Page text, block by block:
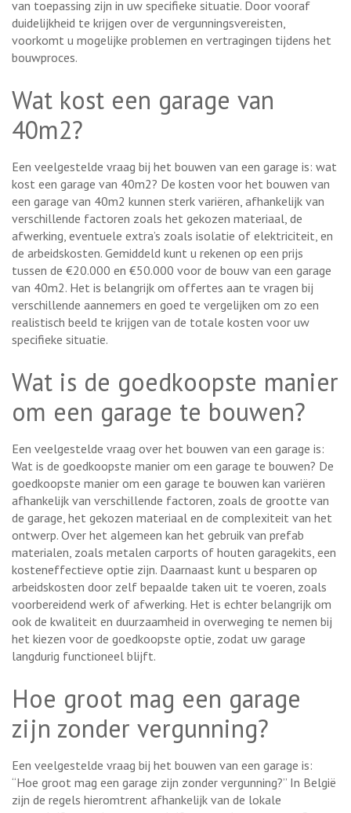
van toepassing zijn in uw specifieke situatie. Door vooraf
duidelijkheid te krijgen over de vergunningsvereisten,
voorkomt u mogelijke problemen en vertragingen tijdens het
bouwproces.
Wat kost een garage van
40m2?
Een veelgestelde vraag bij het bouwen van een garage is: wat
kost een garage van 40m2? De kosten voor het bouwen van
een garage van 40m2 kunnen sterk variëren, afhankelijk van
verschillende factoren zoals het gekozen materiaal, de
afwerking, eventuele extra’s zoals isolatie of elektriciteit, en
de arbeidskosten. Gemiddeld kunt u rekenen op een prijs
tussen de €20.000 en €50.000 voor de bouw van een garage
van 40m2. Het is belangrijk om offertes aan te vragen bij
verschillende aannemers en goed te vergelijken om zo een
realistisch beeld te krijgen van de totale kosten voor uw
specifieke situatie.
Wat is de goedkoopste manier
om een garage te bouwen?
Een veelgestelde vraag over het bouwen van een garage is:
Wat is de goedkoopste manier om een garage te bouwen? De
goedkoopste manier om een garage te bouwen kan variëren
afhankelijk van verschillende factoren, zoals de grootte van
de garage, het gekozen materiaal en de complexiteit van het
ontwerp. Over het algemeen kan het gebruik van prefab
materialen, zoals metalen carports of houten garagekits, een
kosteneffectieve optie zijn. Daarnaast kunt u besparen op
arbeidskosten door zelf bepaalde taken uit te voeren, zoals
voorbereidend werk of afwerking. Het is echter belangrijk om
ook de kwaliteit en duurzaamheid in overweging te nemen bij
het kiezen voor de goedkoopste optie, zodat uw garage
langdurig functioneel blijft.
Hoe groot mag een garage
zijn zonder vergunning?
Een veelgestelde vraag bij het bouwen van een garage is:
“Hoe groot mag een garage zijn zonder vergunning?” In België
zijn de regels hieromtrent afhankelijk van de lokale